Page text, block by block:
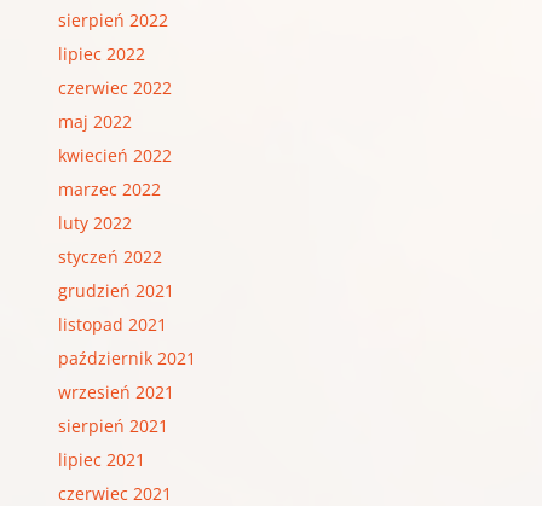
sierpień 2022
lipiec 2022
czerwiec 2022
maj 2022
kwiecień 2022
marzec 2022
luty 2022
styczeń 2022
grudzień 2021
listopad 2021
październik 2021
wrzesień 2021
sierpień 2021
lipiec 2021
czerwiec 2021